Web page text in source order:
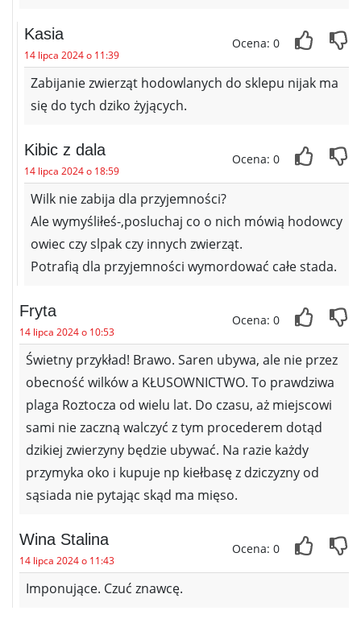
Kasia
14 lipca 2024 o 11:39
Ocena: 0
Zabijanie zwierząt hodowlanych do sklepu nijak ma
się do tych dziko żyjących.
Kibic z dala
14 lipca 2024 o 18:59
Ocena: 0
Wilk nie zabija dla przyjemności?
Ale wymyśliłeś-,posluchaj co o nich mówią hodowcy
owiec czy slpak czy innych zwierząt.
Potrafią dla przyjemności wymordować całe stada.
Fryta
14 lipca 2024 o 10:53
Ocena: 0
Świetny przykład! Brawo. Saren ubywa, ale nie przez
obecność wilków a KŁUSOWNICTWO. To prawdziwa
plaga Roztocza od wielu lat. Do czasu, aż miejscowi
sami nie zaczną walczyć z tym procederem dotąd
dzikiej zwierzyny będzie ubywać. Na razie każdy
przymyka oko i kupuje np kiełbasę z dziczyzny od
sąsiada nie pytając skąd ma mięso.
Wina Stalina
14 lipca 2024 o 11:43
Ocena: 0
Imponujące. Czuć znawcę.